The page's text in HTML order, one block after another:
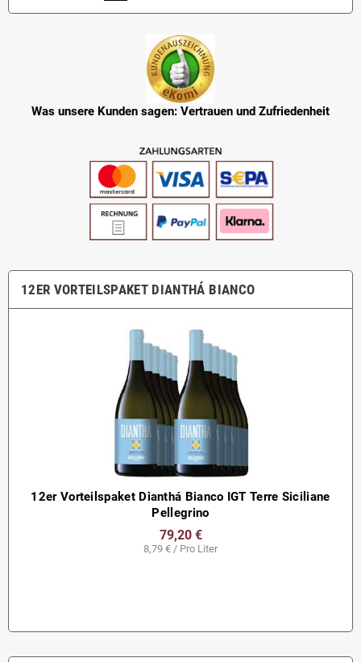
Was unsere Kunden sagen: Vertrauen und Zufriedenheit
12ER VORTEILSPAKET DIANTHÁ BIANCO
12er Vorteilspaket Dianthá Bianco IGT Terre Siciliane
Pellegrino
79,20 €
8,79 € / Pro Liter